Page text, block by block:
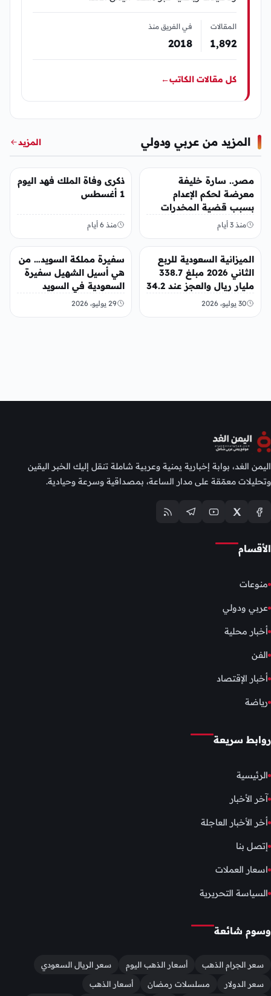
المقالات
1٬892
في الفريق منذ
2018
كل مقالات الكاتب←
المزيد من عربي ودولي المزيد
مصر.. سارة خليفة
معرضة لحكم الإعدام
بسبب قضية المخدرات
الكبرى
منذ 3 أيام
عربي ودولي
ذكرى وفاة الملك فهد اليوم
1 أغسطس
منذ 6 أيام
عربي ودولي
الميزانية السعودية للربع
الثاني 2026 مبلغ 338.7
مليار ريال والعجز عند 34.2
مليار ريال
30 يوليو، 2026
عربي ودولي
سفيرة مملكة السويد… من
هي أسيل الشهيل سفيرة
السعودية في السويد
29 يوليو، 2026
اليمن الغد، بوابة إخبارية يمنية وعربية شاملة تنقل إليك الخبر اليقين
وتحليلات معمّقة على مدار الساعة، بمصداقية وسرعة وحيادية.
الأقسام
منوعات
عربي ودولي
أخبار محلية
الفن
أخبار الإقتصاد
رياضة
روابط سريعة
الرئيسية
آخر الأخبار
أخر الأخبار العاجلة
إتصل بنا
اسعار العملات
السياسة التحريرية
وسوم شائعة
سعر الجرام الذهب أسعار الذهب اليوم
سعر الريال السعودي
سعر الدولار
مسلسلات رمضان أسعار الذهب